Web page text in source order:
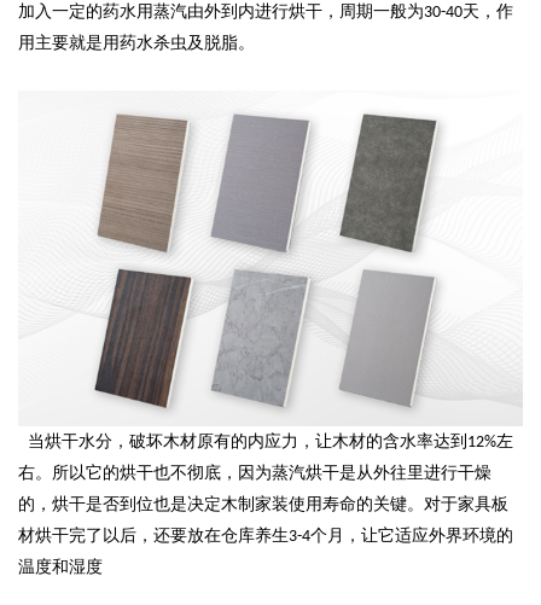
加入一定的药水用蒸汽由外到内进行烘干，周期一般为30-40天，作
用主要就是用药水杀虫及脱脂。
当烘干水分，破坏木材原有的内应力，让木材的含水率达到 12%左
右。所以它的烘干也不彻底，因为蒸汽烘干是从外往里进行干燥
的，烘干是否到位也是决定木制家装使用寿命的关键。对于家具板
材烘干完了以后，还要放在仓库养生3-4个月，让它适应外界环境的
温度和湿度